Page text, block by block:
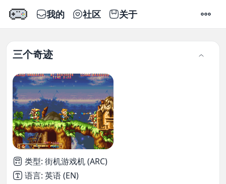
我的 社区 关于 设置
三个奇迹
类型: 街机游戏机 (ARC)
语言: 英语 (EN)